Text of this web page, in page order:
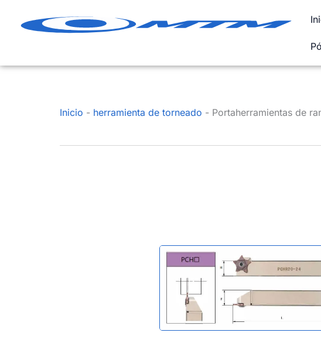
Inicio - herramienta de torneado - Portaherramientas de